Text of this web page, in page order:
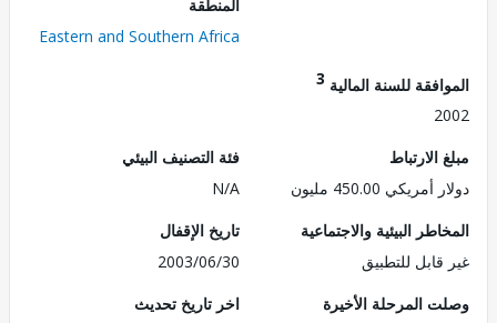
Eastern and Southern Africa
للسنة المالية3
450.00 مليون
فئة التصنيف البيئي
N/A
البيئية والاجتماعية
للتطبيق
تاريخ الإقفال
2003/06/30
المرحلة الأخيرة
اخر تاريخ تحديث